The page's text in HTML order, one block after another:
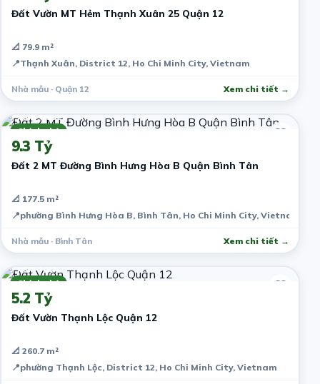
Đất Vườn MT Hẻm Thạnh Xuân 25 Quận 12
📐 79.9 m²
📍Thạnh Xuân, District 12, Ho Chi Minh City, Vietnam
Nhà mẫu · Quận 12 Xem chi tiết →
Chính chủ
7 năm trước
9.3 Tỷ
Đất 2 MT Đường Bình Hưng Hòa B Quận Bình Tân
📐 177.5 m²
📍phường Bình Hưng Hòa B, Bình Tân, Ho Chi Minh City, Vietnam
Nhà mẫu · Bình Tân Xem chi tiết →
Chính chủ
7 năm trước
5.2 Tỷ
Đất Vườn Thạnh Lộc Quận 12
📐 260.7 m²
📍phường Thạnh Lộc, District 12, Ho Chi Minh City, Vietnam